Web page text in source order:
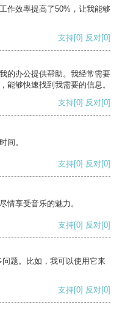
作效率提高了50%，让我能够
支持[0] 反对[0]
的办公提供帮助。我经常需要
能够快速找到我需要的信息。
支持[0] 反对[0]
间。
支持[0] 反对[0]
情享受音乐的魅力。
支持[0] 反对[0]
题。比如，我可以使用它来
支持[0] 反对[0]